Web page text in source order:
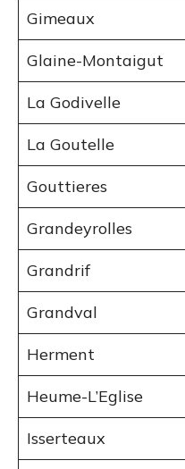
Gimeaux
Glaine-Montaigut
La Godivelle
La Goutelle
Gouttieres
Grandeyrolles
Grandrif
Grandval
Herment
Heume-L’Eglise
Isserteaux